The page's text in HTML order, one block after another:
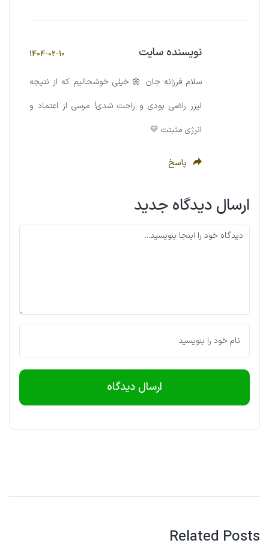
نویسنده سایت 1404-02-10
سلام فرزانه‌ جان 🌼 خیلی خوشحالیم که از نتیجه
لیزر راضی بودی و راحت شدی! مرسی از اعتماد و
انرژی مثبتت 💛
پاسخ
ارسال دیدگاه جدید
Related Posts